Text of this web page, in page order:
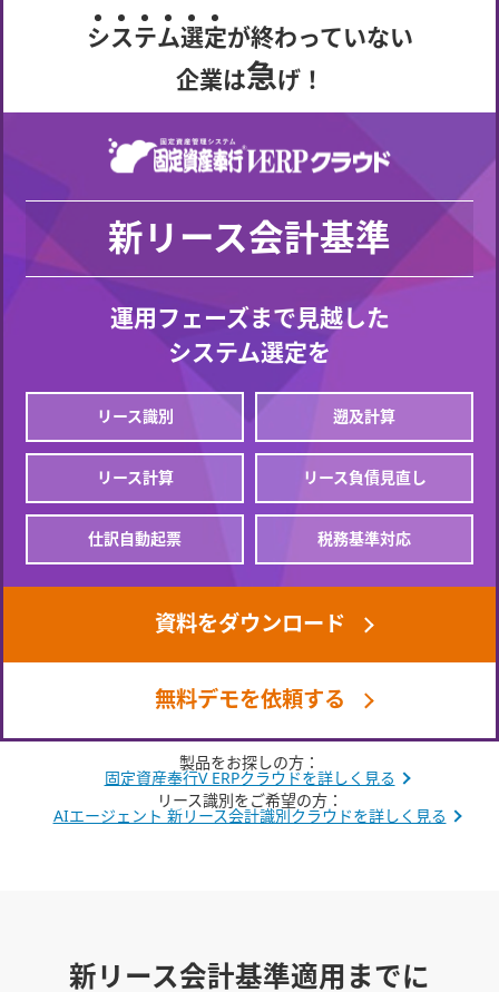
システ ム選定が終わっていない
企業は急げ！
新リース会計基準
運用フェーズまで見越した
システム選定を
リース識別 遡及計算
リース計算 リース負債見直し
仕訳自動起票 税務基準対応
資料をダウンロード
無料デモを依頼する
製品をお探しの方：
固定資産奉行V ERPクラウドを詳しく見る
リース識別をご希望の方：
AIエージェント 新リース会計識別クラウドを詳しく見る
新リース会計基準適用までに